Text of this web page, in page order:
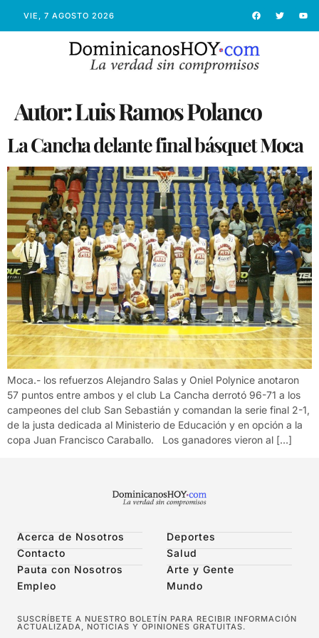
VIE, 7 AGOSTO 2026
Autor:Luis Ramos Polanco
La Cancha delante final básquet Moca
Moca.- los refuerzos Alejandro Salas y Oniel Polynice anotaron
57 puntos entre ambos y el club La Cancha derrotó 96-71 a los
campeones del club San Sebastián y comandan la serie final 2-1,
de la justa dedicada al Ministerio de Educación y en opción a la
copa Juan Francisco Caraballo. Los ganadores vieron al […]
Acerca de Nosotros
Contacto
Pauta con Nosotros
Empleo
Deportes
Salud
Arte y Gente
Mundo
SUSCRÍBETE A NUESTRO BOLETÍN PARA RECIBIR INFORMACIÓN
ACTUALIZADA, NOTICIAS Y OPINIONES GRATUITAS.